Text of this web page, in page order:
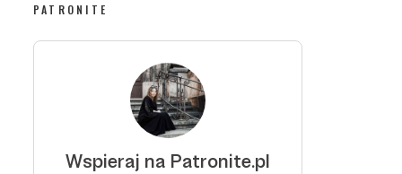
PATRONITE